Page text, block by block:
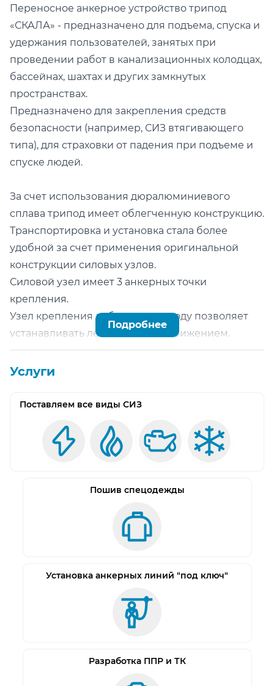
Переносное анкерное устройство трипод
«СКАЛА» - предназначено для подъема, спуска и
удержания пользователей, занятых при
проведении работ в канализационных колодцах,
бассейнах, шахтах и других замкнутых
пространствах.
Предназначено для закрепления средств
безопасности (например, СИЗ втягивающего
типа), для страховки от падения при подъеме и
спуске людей.
За счет использования дюралюминиевого
сплава трипод имеет облегченную конструкцию.
Транспортировка и установка стала более
удобной за счет применения оригинальной
конструкции силовых узлов.
Силовой узел имеет 3 анкерных точки
крепления.
Узел крепления лебедки к триподу позволяет
устанавливать лебедку одним движением.
с возможностью установки третьего комплекта.
Лебедка, поставляемая в комплекте с треногой,
Выполнена из гальванизированной стали и
легко устанавливается.
безопасности и используется совместно со
средством защиты втягивающего типа (СЗВТ).
Подробнее
Услуги
Поставляем все виды СИЗ
Пошив спецодежды
Установка анкерных линий "под ключ"
Разработка ППР и ТК